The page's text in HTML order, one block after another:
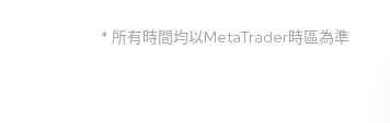
* 所有時間均以MetaTrader時區為準